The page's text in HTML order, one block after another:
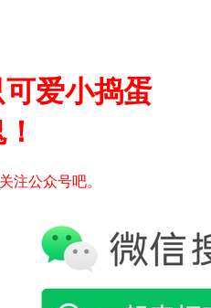
爱小捣蛋
注公众号吧。